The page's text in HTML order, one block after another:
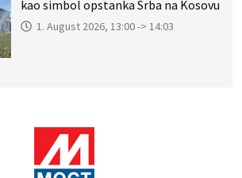
kao simbol opstanka Srba na Kosovu
1. August 2026, 13:00 -> 14:03